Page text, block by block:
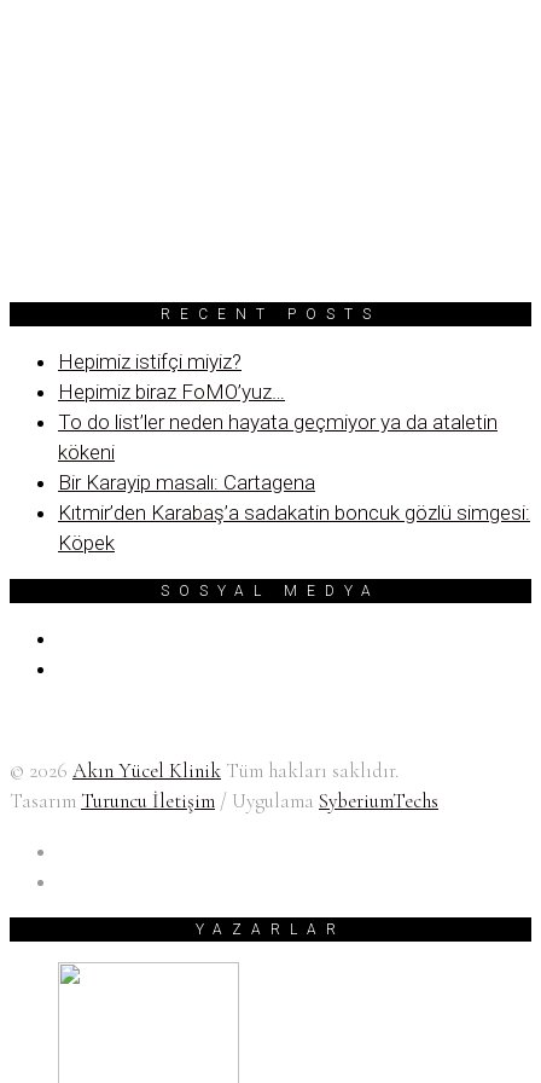
RECENT POSTS
Hepimiz istifçi miyiz?
Hepimiz biraz FoMO’yuz…
To do list’ler neden hayata geçmiyor ya da ataletin
kökeni
Bir Karayip masalı: Cartagena
Kıtmir’den Karabaş’a sadakatin boncuk gözlü simgesi:
Köpek
SOSYAL MEDYA
© 2026 Akın Yücel Klinik Tüm hakları saklıdır.
Tasarım Turuncu İletişim / Uygulama SyberiumTechs
YAZARLAR